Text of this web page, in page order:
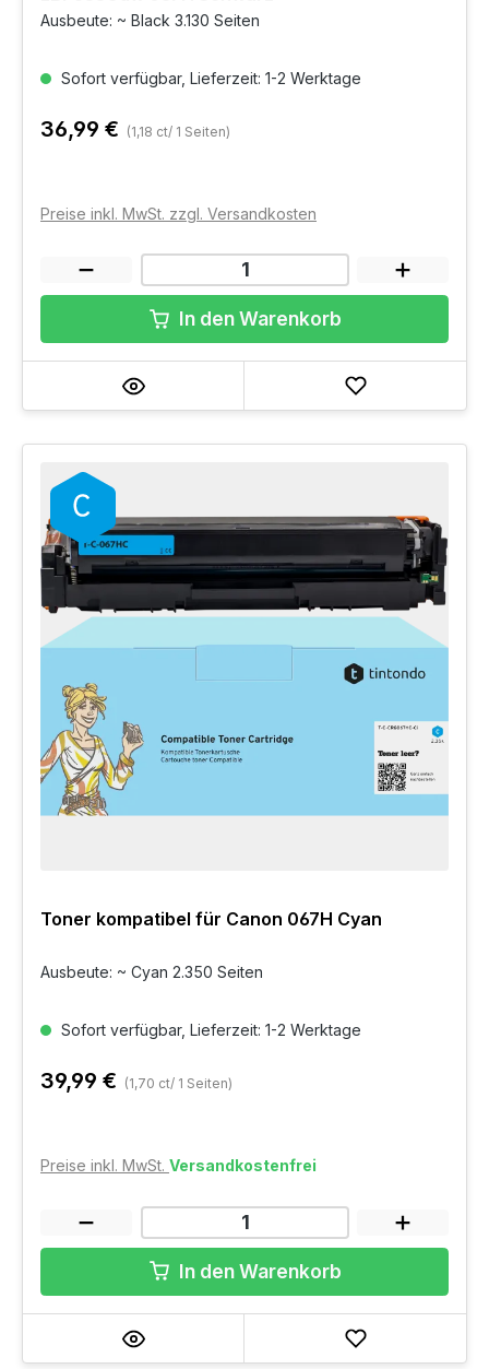
Ausbeute: ~ Black 3.130 Seiten
Sofort verfügbar, Lieferzeit: 1-2 Werktage
36,99 € (1,18 ct/ 1 Seiten)
Preise inkl. MwSt. zzgl. Versandkosten
In den Warenkorb
Toner kompatibel für Canon 067H Cyan
Ausbeute: ~ Cyan 2.350 Seiten
Sofort verfügbar, Lieferzeit: 1-2 Werktage
39,99 € (1,70 ct/ 1 Seiten)
Preise inkl. MwSt. Versandkostenfrei
In den Warenkorb